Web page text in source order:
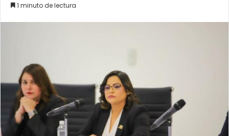
1 minuto de lectura